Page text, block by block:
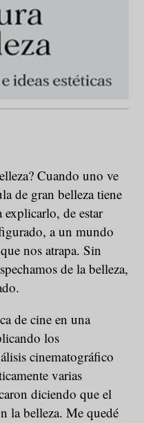
Cuando uno ve
de gran belleza tiene
explicarlo, de estar
a un mundo
nos atrapa. Sin
de la belleza,
de cine en una
los
cinematográfico
varias
diciendo que el
la belleza. Me quedé